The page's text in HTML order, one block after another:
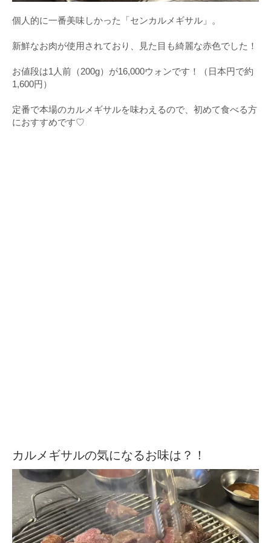
個人的に一番美味しかった「センカルメギサル」。
新鮮なお肉が使用されており、見た目も綺麗な赤色でした！
お値段は1人前（200g）が16,000ウォンです！（日本円で約
1,600円）
定番で本場のカルメギサルを味わえるので、初めて食べる方
におすすめです♡
カルメギサルの気になるお味は？！